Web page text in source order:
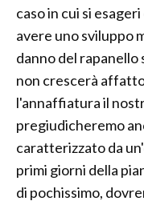
caso in cui si
avere uno sviluppo
danno del
non crescerà
l'annaffiatura il
pregiudicheremo
caratterizzato da
primi giorni della
di pochissimo,